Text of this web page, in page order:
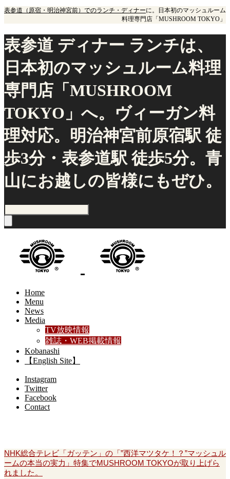
表参道（原宿・明治神宮前）でのランチ・ディナーに。日本初のマッシュルーム
料理専門店「MUSHROOM TOKYO」
表参道 ディナー ランチは、
日本初のマッシュルーム料理
専門店「MUSHROOM
TOKYO」へ。ヴィーガン料
理対応。明治神宮前原宿駅 徒
歩3分・表参道駅 徒歩5分。青
山にお越しの皆様にもぜひ。
Home
Menu
News
Media
TV放映情報
雑誌・WEB掲載情報
Kobanashi
【English Site】
Instagram
Twitter
Facebook
Contact
NHK総合テレビ「ガッテン」の「”西洋マツタケ！？”マッシュル
ームの本当の実力」特集でMUSHROOM TOKYOが取り上げら
れました。